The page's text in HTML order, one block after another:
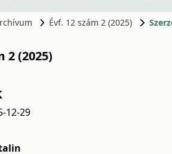
Évf. 12 szám 2 (2025)
2 (2025)
12-29